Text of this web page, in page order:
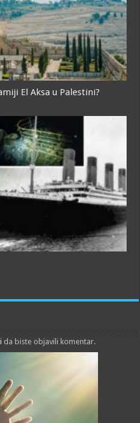
El Aksa u Palestini?
da biste objavili komentar.